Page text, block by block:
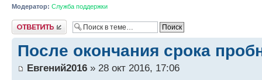
Модератор: Служба поддержки
Ответить
После окончания срока
Евгений2016 » 28 окт 2016, 17:06